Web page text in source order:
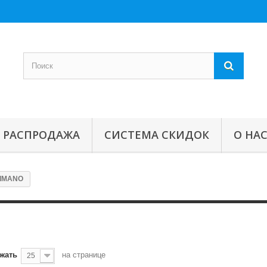
РАСПРОДАЖА СИСТЕМА СКИДОК О НАС
25 на странице